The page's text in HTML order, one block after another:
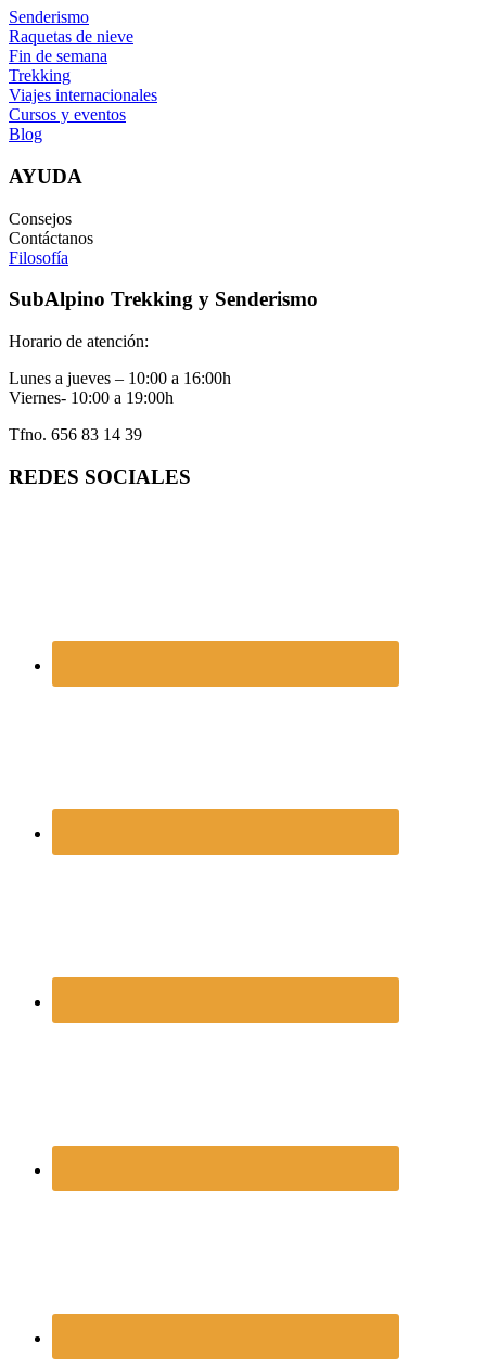
Senderismo
Raquetas de nieve
Fin de semana
Trekking
Viajes internacionales
Cursos y eventos
Blog
AYUDA
Consejos
Contáctanos
Filosofía
SubAlpino Trekking y Senderismo
Horario de atención:
Lunes a jueves – 10:00 a 16:00h
Viernes- 10:00 a 19:00h
Tfno. 656 83 14 39
REDES SOCIALES